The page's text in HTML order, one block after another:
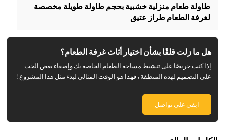
طاولة طعام منزلية خشبية بحجم طاولة طويلة مخصصة
لغرفة الطعام طراز عتيق
هل ما زلت قلقًا بشأن اختيار أثاث غرفة الطعام؟
إذا كنت حريصًا على تنشيط مساحة الطعام الخاصة بك وإضفاء بعض الحب
على التصميم لهذه المنطقة ، فهذا هو الوقت المثالي لبدء مثل هذا المشروع!
ابقى على تواصل